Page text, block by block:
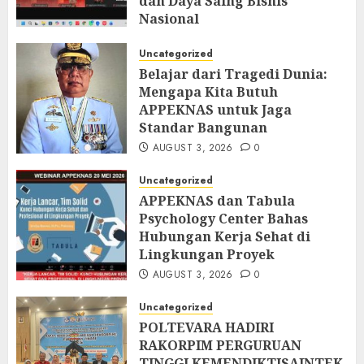
Nasional
Uncategorized
Belajar dari Tragedi Dunia:
Mengapa Kita Butuh
APPEKNAS untuk Jaga
Standar Bangunan
AUGUST 3, 2026 0
Uncategorized
APPEKNAS dan Tabula
Psychology Center Bahas
Hubungan Kerja Sehat di
Lingkungan Proyek
AUGUST 3, 2026 0
Uncategorized
POLTEVARA HADIRI
RAKORPIM PERGURUAN